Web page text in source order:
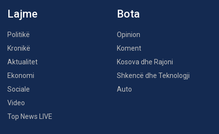
Lajme
Politikë
Kronikë
Aktualitet
Ekonomi
Sociale
Video
Top News LIVE
Bota
Opinion
Koment
Kosova dhe Rajoni
Shkencë dhe Teknologji
Auto